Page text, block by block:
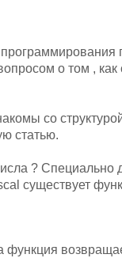
о том ,
со
статью.
? Специально
существует
функция